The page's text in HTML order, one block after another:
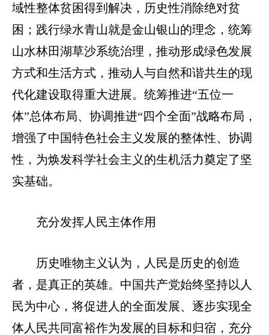
域性整体贫困得到解决，历史性消除绝对贫
困；践行绿水青山就是金山银山的理念，统筹
山水林田湖草沙系统治理，推动形成绿色发展
方式和生活方式，推动人与自然和谐共生的现
代化建设取得重大进展。统筹推进“五位一
体”总体布局、协调推进“四个全面”战略布局，
增强了中国特色社会主义发展的整体性、协调
性，为焕发科学社会主义的生机活力奠定了坚
实基础。
充分发挥人民主体作用
历史唯物主义认为，人民是历史的创造
者，是真正的英雄。中国共产党始终坚持以人
民为中心，将促进人的全面发展、逐步实现全
体人民共同富裕作为发展的目标和归宿，充分